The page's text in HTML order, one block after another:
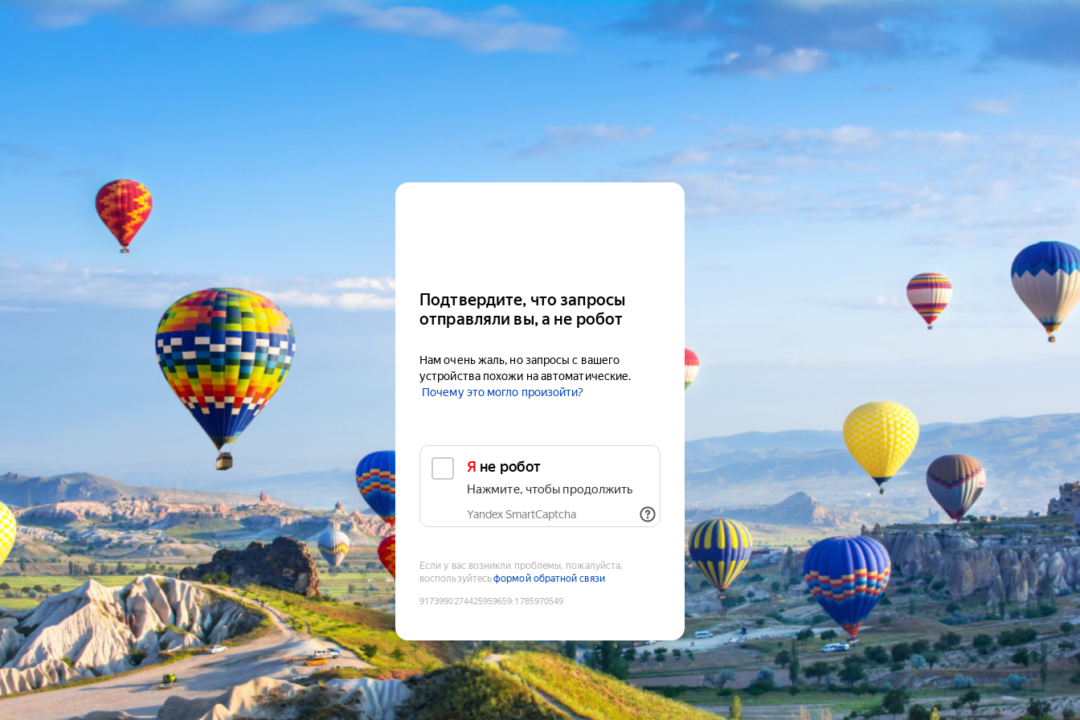
Подтвердите, что запросы
отправляли вы, а не робот
Нам очень жаль, но запросы с вашего
устройства похожи на автоматические.
Почему это могло произойти?
Я не робот
Нажмите, чтобы продолжить
Yandex SmartCaptcha
Если у вас возникли проблемы, пожалуйста,
воспользуйтесьформой обратной связи
9173990274425959659:1785970549